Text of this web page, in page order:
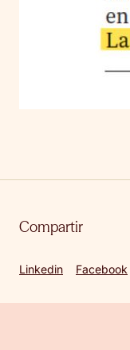
Compartir
Linkedin Facebook